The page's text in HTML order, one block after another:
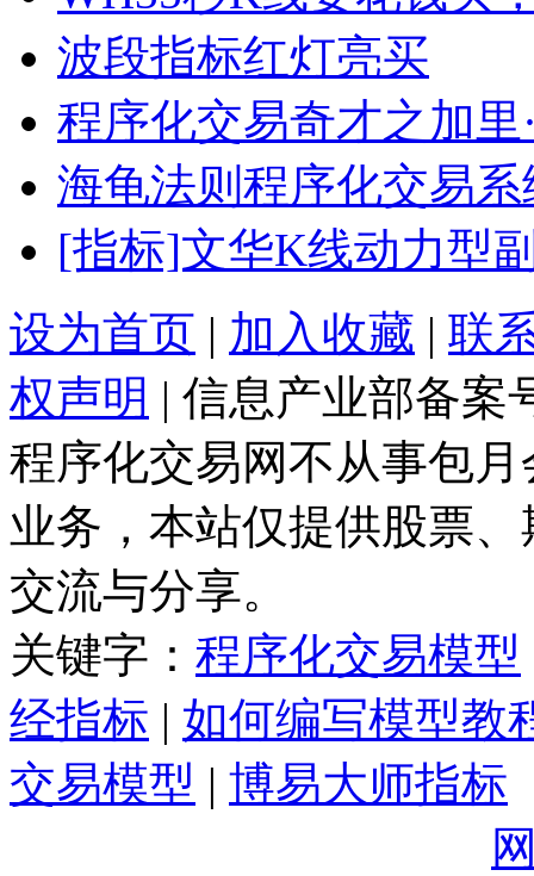
波段指标红灯亮买
程序化交易奇才之加
海龟法则程序化交易
[指标]文华K线动力型
设为首页 | 加入收藏 | 联
权声明 | 信息产业部备案
程序化交易网不从事包
业务，本站仅提供股票
交流与分享。
关键字： 程序化交易模型
经指标 | 如何编写模型教
交易模型 | 博易大师指标